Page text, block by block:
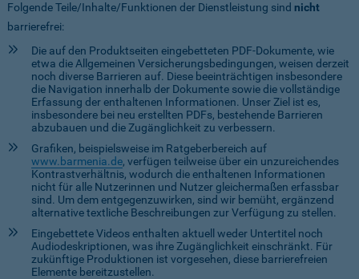
Folgende Teile/Inhalte/Funktionen der Dienstleistung sind nicht
barrierefrei:
Die auf den Produktseiten eingebetteten PDF-Dokumente, wie
etwa die Allgemeinen Versicherungsbedingungen, weisen derzeit
noch diverse Barrieren auf. Diese beeinträchtigen insbesondere
die Navigation innerhalb der Dokumente sowie die vollständige
Erfassung der enthaltenen Informationen. Unser Ziel ist es,
insbesondere bei neu erstellten PDFs, bestehende Barrieren
abzubauen und die Zugänglichkeit zu verbessern.
Grafiken, beispielsweise im Ratgeberbereich auf
www.barmenia.de, verfügen teilweise über ein unzureichendes
Kontrastverhältnis, wodurch die enthaltenen Informationen
nicht für alle Nutzerinnen und Nutzer gleichermaßen erfassbar
sind. Um dem entgegenzuwirken, sind wir bemüht, ergänzend
alternative textliche Beschreibungen zur Verfügung zu stellen.
Eingebettete Videos enthalten aktuell weder Untertitel noch
Audiodeskriptionen, was ihre Zugänglichkeit einschränkt. Für
zukünftige Produktionen ist vorgesehen, diese barrierefreien
Elemente bereitzustellen.